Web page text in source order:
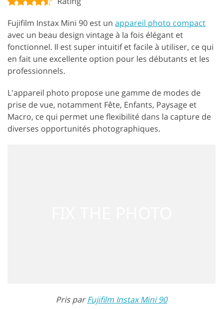
Fujifilm Instax Mini 90 est un appareil photo compact
avec un beau design vintage à la fois élégant et
fonctionnel. Il est super intuitif et facile à utiliser, ce qui
en fait une excellente option pour les débutants et les
professionnels.
L'appareil photo propose une gamme de modes de
prise de vue, notamment Fête, Enfants, Paysage et
Macro, ce qui permet une flexibilité dans la capture de
diverses opportunités photographiques.
Pris parFujifilm Instax Mini 90